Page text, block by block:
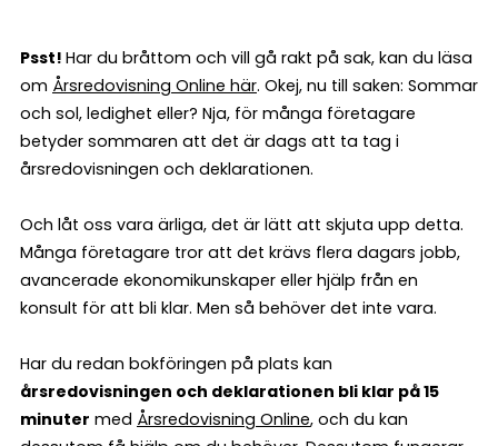
Psst! Har du bråttom och vill gå rakt på sak, kan du läsa
om Årsredovisning Online här. Okej, nu till saken: Sommar
och sol, ledighet eller? Nja, för många företagare
betyder sommaren att det är dags att ta tag i
årsredovisningen och deklarationen.
Och låt oss vara ärliga, det är lätt att skjuta upp detta.
Många företagare tror att det krävs flera dagars jobb,
avancerade ekonomikunskaper eller hjälp från en
konsult för att bli klar. Men så behöver det inte vara.
Har du redan bokföringen på plats kan
årsredovisningen och deklarationen bli klar på 15
minuter med Årsredovisning Online, och du kan